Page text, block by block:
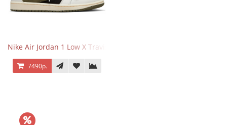
Nike Air Jordan 1 Low X Travis Scott Olive
7490р.